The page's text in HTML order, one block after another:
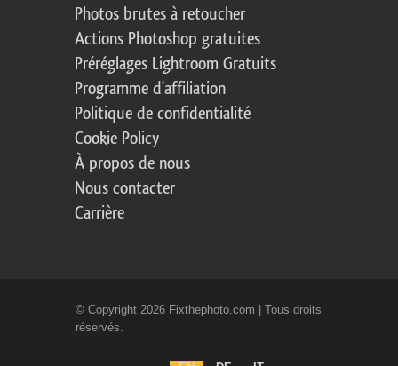
Photos brutes à retoucher
Actions Photoshop gratuites
Préréglages Lightroom Gratuits
Programme d'affiliation
Politique de confidentialité
Cookie Policy
À propos de nous
Nous contacter
Carrière
© Copyright 2026 Fixthephoto.com | Tous droits
réservés.